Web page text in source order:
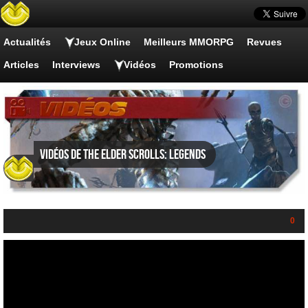
Actualités Jeux Online Meilleurs MMORPG Revues
Articles Interviews Vidéos Promotions
Vidéos de The Elder Scrolls: Legends
0